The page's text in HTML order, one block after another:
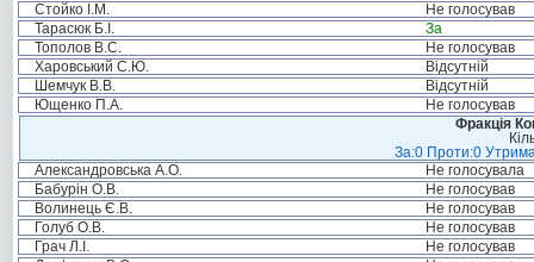
Стойко І.М.
Не голосував
Тарасюк Б.І.
За
Тополов В.С.
Не голосував
Харовський С.Ю.
Відсутній
Шемчук В.В.
Відсутній
Ющенко П.А.
Не голосував
Фракція
За:0 Проти:0
Александровська А.О.
Не голосувала
Бабурін О.В.
Не голосував
Волинець Є.В.
Не голосував
Голуб О.В.
Не голосував
Грач Л.І.
Не голосував